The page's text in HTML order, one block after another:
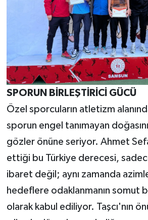
SPORUN BİRLEŞTİRİCİ GÜCÜ
Özel sporcuların atletizm
sporun engel tanımayan
gözler önüne seriyor. Ahmet
ettiği bu Türkiye derecesi,
ibaret değil; aynı zamanda
hedeflere odaklanmanın somut
olarak kabul ediliyor. Taşcı'nın